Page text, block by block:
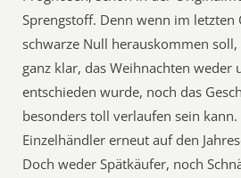
Sprengstoff. Denn wenn im letzten
schwarze Null herauskommen
ganz klar, das Weihnachten weder
entschieden wurde, noch das
besonders toll verlaufen sein
Einzelhändler erneut auf den
Doch weder Spätkäufer, noch